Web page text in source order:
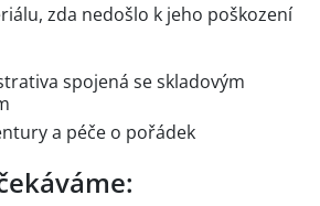
zda nedošlo k jeho poškození
spojená se skladovým
a péče o pořádek